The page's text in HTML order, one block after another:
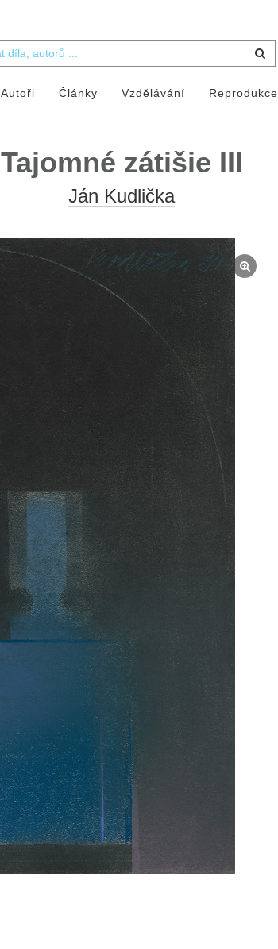
Autoři Články Vzdělávání Reprodukce
Tajomné zátišie III
Ján Kudlička